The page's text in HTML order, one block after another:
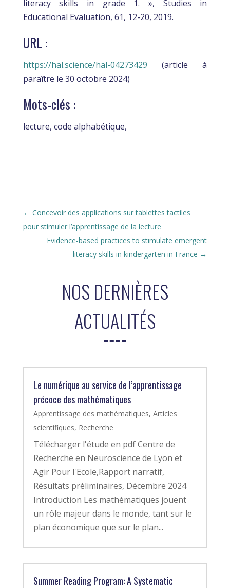
literacy skills in grade 1. », Studies in
Educational Evaluation, 61, 12-20, 2019.
URL :
https://hal.science/hal-04273429 (article à
paraître le 30 octobre 2024)
Mots-clés :
lecture, code alphabétique,
← Concevoir des applications sur tablettes tactiles
pour stimuler l’apprentissage de la lecture
Evidence-based practices to stimulate emergent
literacy skills in kindergarten in France →
NOS DERNIÈRES
ACTUALITÉS
Le numérique au service de l’apprentissage
précoce des mathématiques
Apprentissage des mathématiques, Articles
scientifiques, Recherche
Télécharger l'étude en pdf Centre de
Recherche en Neuroscience de Lyon et
Agir Pour l'Ecole,Rapport narratif,
Résultats préliminaires, Décembre 2024
Introduction Les mathématiques jouent
un rôle majeur dans le monde, tant sur le
plan économique que sur le plan...
Summer Reading Program: A Systematic